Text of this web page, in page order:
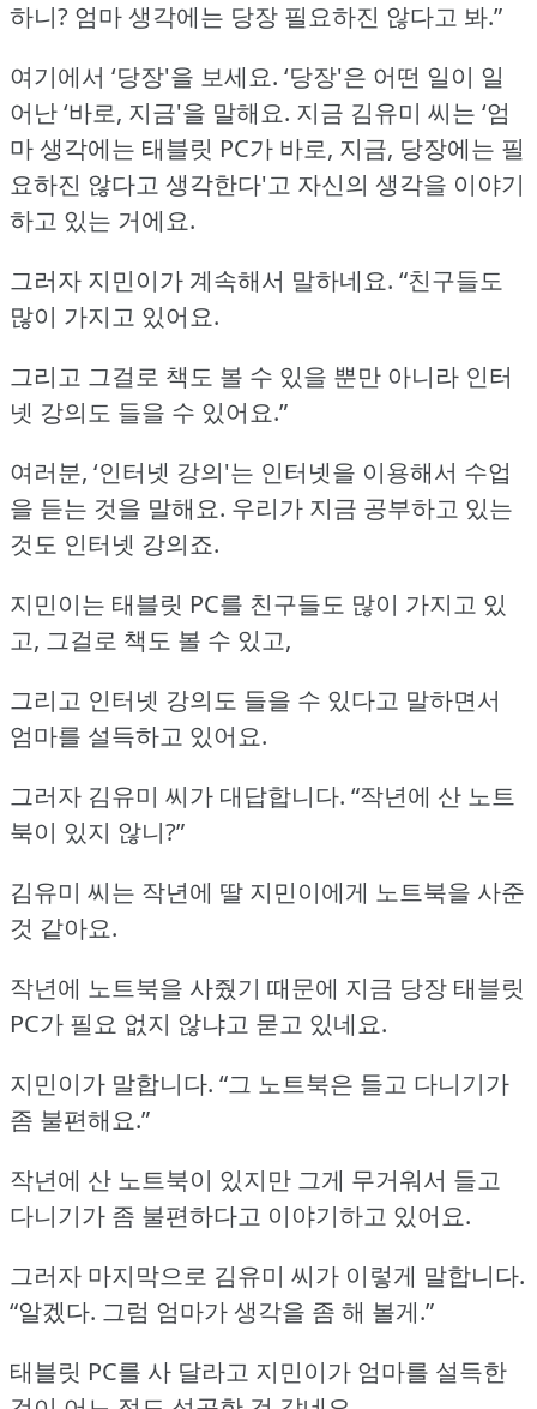
하니? 엄마 생각에는 당장 필요하진 않다고 봐.”
여기에서 ‘당장'을 보세요. ‘당장'은 어떤 일이 일
어난 ‘바로, 지금'을 말해요. 지금 김유미 씨는 ‘엄
마 생각에는 태블릿 PC가 바로, 지금, 당장에는 필
요하진 않다고 생각한다'고 자신의 생각을 이야기
하고 있는 거에요.
그러자 지민이가 계속해서 말하네요. “친구들도
많이 가지고 있어요.
그리고 그걸로 책도 볼 수 있을 뿐만 아니라 인터
넷 강의도 들을 수 있어요.”
여러분, ‘인터넷 강의'는 인터넷을 이용해서 수업
을 듣는 것을 말해요. 우리가 지금 공부하고 있는
것도 인터넷 강의죠.
지민이는 태블릿 PC를 친구들도 많이 가지고 있
고, 그걸로 책도 볼 수 있고,
그리고 인터넷 강의도 들을 수 있다고 말하면서
엄마를 설득하고 있어요.
그러자 김유미 씨가 대답합니다. “작년에 산 노트
북이 있지 않니?”
김유미 씨는 작년에 딸 지민이에게 노트북을 사준
것 같아요.
작년에 노트북을 사줬기 때문에 지금 당장 태블릿
PC가 필요 없지 않냐고 묻고 있네요.
지민이가 말합니다. “그 노트북은 들고 다니기가
좀 불편해요.”
작년에 산 노트북이 있지만 그게 무거워서 들고
다니기가 좀 불편하다고 이야기하고 있어요.
그러자 마지막으로 김유미 씨가 이렇게 말합니다.
“알겠다. 그럼 엄마가 생각을 좀 해 볼게.”
태블릿 PC를 사 달라고 지민이가 엄마를 설득한